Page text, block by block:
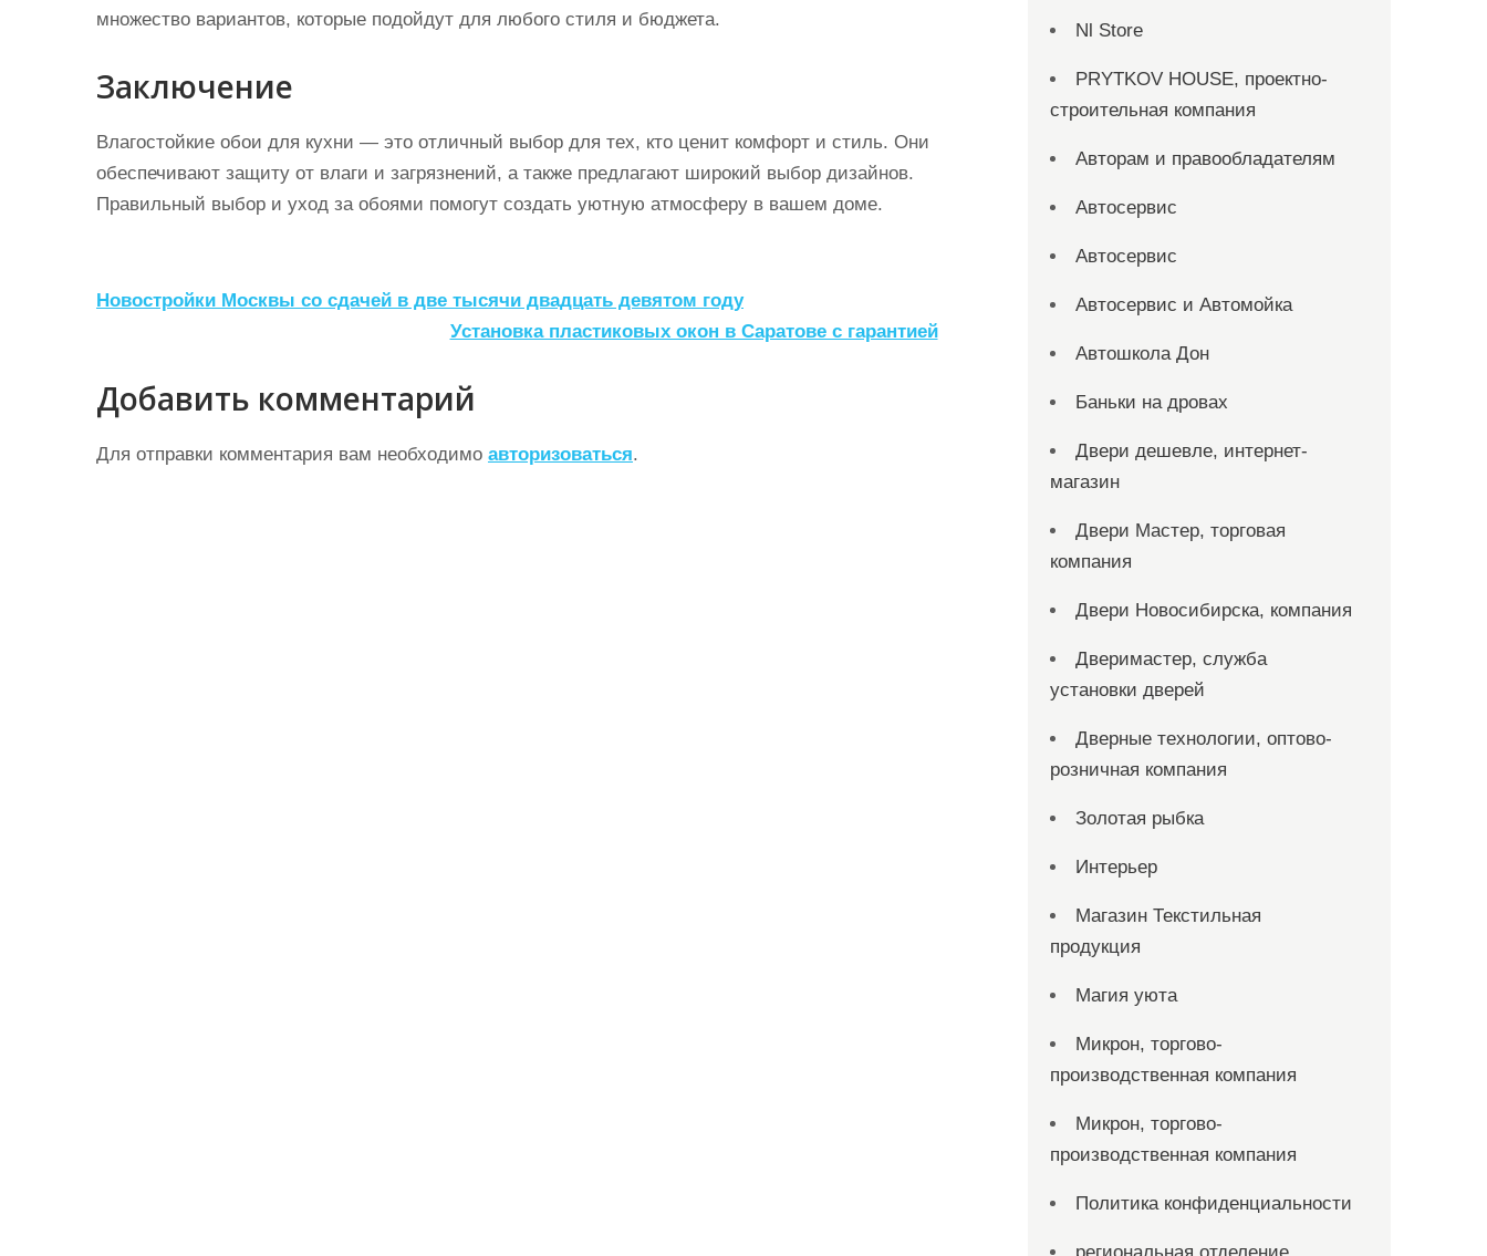
множество вариантов, которые подойдут для любого стиля и бюджета.
Заключение
Влагостойкие обои для кухни — это отличный выбор для тех, кто ценит комфорт и стиль. Они
обеспечивают защиту от влаги и загрязнений, а также предлагают широкий выбор дизайнов.
Правильный выбор и уход за обоями помогут создать уютную атмосферу в вашем доме.
Н
в
и
г
Новостройки Москвы со сдачей в две тысячи двадцать девятом году
Установка пластиковых окон в Саратове с гарантией
Добавить комментарий
Для отправки комментария вам необходимо авторизоваться.
Nl Store
PRYTKOV HOUSE, проектно-
строительная компания
Авторам и правообладателям
Автосервис
Автосервис
Автосервис и Автомойка
Автошкола Дон
Баньки на дровах
Двери дешевле, интернет-
магазин
Двери Мастер, торговая
компания
Двери Новосибирска, компания
Дверимастер, служба
установки дверей
Дверные технологии, оптово-
розничная компания
Золотая рыбка
Интерьер
Магазин Текстильная
продукция
Магия уюта
Микрон, торгово-
производственная компания
Микрон, торгово-
производственная компания
Политика конфиденциальности